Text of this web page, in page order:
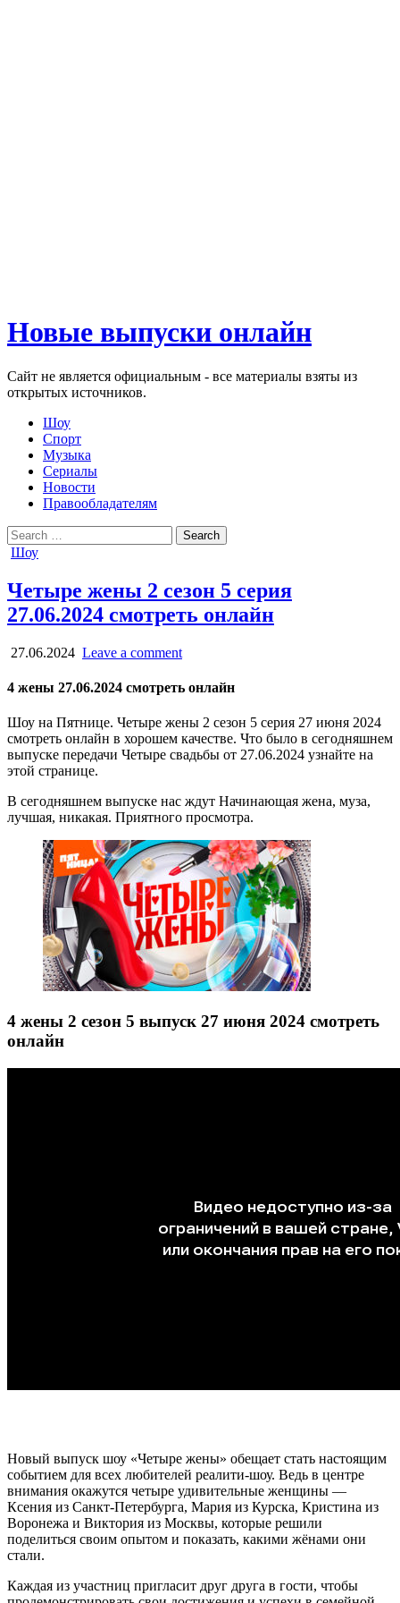
Новые выпуски онлайн
Сайт не является официальным - все материалы взяты из
открытых источников.
Шоу
Спорт
Музыка
Сериалы
Новости
Правообладателям
Search
for:
Posted
Шоу
Четыре жены 2 сезон 5 серия
27.06.2024 смотреть онлайн
27.06.2024 Leave a comment
4 жены 27.06.2024 смотреть онлайн
Шоу на Пятнице. Четыре жены 2 сезон 5 серия 27 июня 2024
смотреть онлайн в хорошем качестве. Что было в сегодняшнем
выпуске передачи Четыре свадьбы от 27.06.2024 узнайте на
этой странице.
В сегодняшнем выпуске нас ждут Начинающая жена, муза,
лучшая, никакая. Приятного просмотра.
4 жены 2 сезон 5 выпуск 27 июня 2024 смотреть
онлайн
Новый выпуск шоу «Четыре жены» обещает стать настоящим
событием для всех любителей реалити-шоу. Ведь в центре
внимания окажутся четыре удивительные женщины —
Ксения из Санкт-Петербурга, Мария из Курска, Кристина из
Воронежа и Виктория из Москвы, которые решили
поделиться своим опытом и показать, какими жёнами они
стали.
Каждая из участниц пригласит друг друга в гости, чтобы